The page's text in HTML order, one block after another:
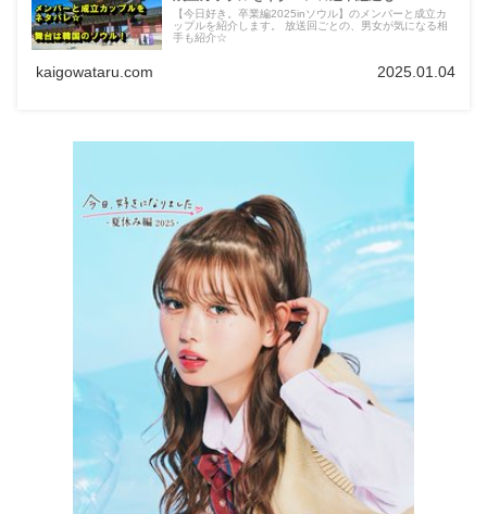
【今日好き。卒業編2025inソウル】のメンバーと成立カ
ップルを紹介します。 放送回ごとの、男女が気になる相
手も紹介☆
kaigowataru.com 2025.01.04